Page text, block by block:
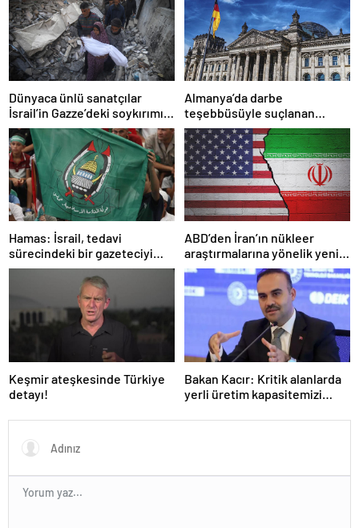
Dünyaca ünlü sanatçılar
İsrail’in Gazze’deki soykırımını
kınadı
Almanya’da darbe
teşebbüsüyle suçlanan
örgüte ait dernek yasaklandı
Hamas: İsrail, tedavi
sürecindeki bir gazeteciyi
öldürerek savaş suçu
ABD’den İran’ın nükleer
araştırmalarına yönelik yeni
yaptırımlar
Keşmir ateşkesinde Türkiye
detayı!
Bakan Kacır: Kritik alanlarda
yerli üretim kapasitemizi